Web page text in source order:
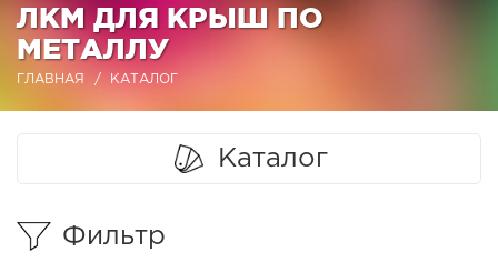
ЛКМ ДЛЯ КРЫШ ПО
МЕТАЛЛУ
ГЛАВНАЯ КАТАЛОГ
Каталог
Фильтр